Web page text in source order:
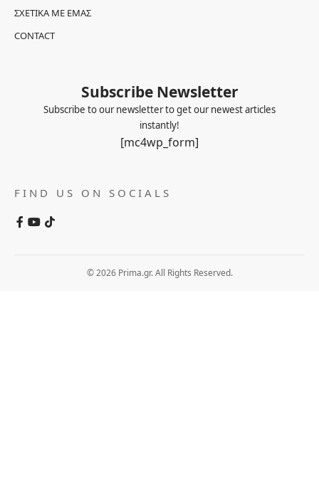
ΣΧΕΤΙΚΆ ΜΕ ΕΜΆΣ
CONTACT
Subscribe Newsletter
Subscribe to our newsletter to get our newest articles
instantly!
[mc4wp_form]
FIND US ON SOCIALS
© 2026 Prima.gr. All Rights Reserved.